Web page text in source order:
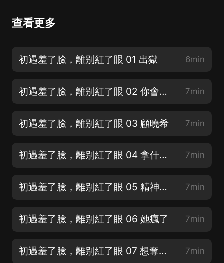
查看更多
初遇羞了臉，離别紅了眼 01 出獄 6min
初遇羞了臉，離别紅了眼 02 你會痛嗎 7min
初遇羞了臉，離别紅了眼 03 顧曉希 7min
初遇羞了臉，離别紅了眼 04 拿什麼和她爭 7min
初遇羞了臉，離别紅了眼 05 精神病院 7min
初遇羞了臉，離别紅了眼 06 她瘋了 7min
初遇羞了臉，離别紅了眼 07 想奪回他 7min